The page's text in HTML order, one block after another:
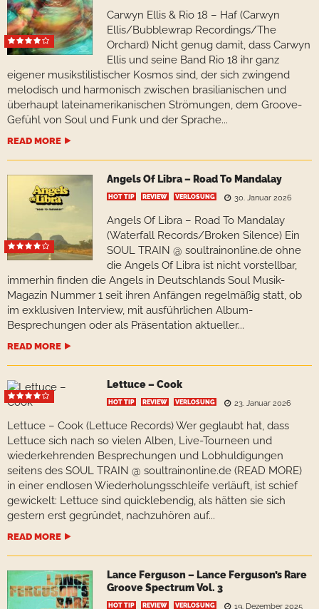
Carwyn Ellis & Rio 18 – Haf (Carwyn
Ellis/Bubblewrap Recordings/The
Orchard) Nicht genug damit, dass Carwyn
Ellis und seine Band Rio 18 ihr ganz
eigener musikstilistischer Kosmos sind, der sich zwingend
melodisch und harmonisch zwischen brasilianischen und
überhaupt lateinamerikanischen Strömungen, dem Groove-
Gefühl von Soul und Funk und der Sprache...
READ MORE
Angels Of Libra – Road To Mandalay
HOT TIP REVIEW VERLOSUNG 30. Januar 2026
Angels Of Libra – Road To Mandalay
(Waterfall Records/Broken Silence) Ein
SOUL TRAIN @ soultrainonline.de ohne
die Angels Of Libra ist nicht vorstellbar,
immerhin finden die Angels in Deutschlands Soul Musik-
Magazin Nummer 1 seit ihren Anfängen regelmäßig statt, ob
im exklusiven Interview, mit ausführlichen Album-
Besprechungen oder als Präsentation aktueller...
READ MORE
Lettuce – Cook
HOT TIP REVIEW VERLOSUNG 23. Januar 2026
Lettuce – Cook (Lettuce Records) Wer geglaubt hat, dass
Lettuce sich nach so vielen Alben, Live-Tourneen und
wiederkehrenden Besprechungen und Lobhuldigungen
seitens des SOUL TRAIN @ soultrainonline.de (READ MORE)
in einer endlosen Wiederholungsschleife verläuft, ist schief
gewickelt: Lettuce sind quicklebendig, als hätten sie sich
gestern erst gegründet, nachzuhören auf...
READ MORE
Lance Ferguson – Lance Ferguson’s Rare
Groove Spectrum Vol. 3
HOT TIP REVIEW VERLOSUNG 19. Dezember 2025